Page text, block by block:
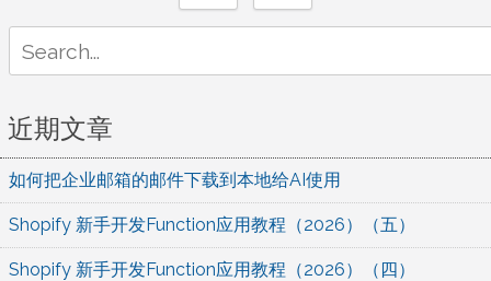
for:
近期文章
如何把企业邮箱的邮件下载到本地给AI使用
Shopify 新手开发Function应用教程（2026）（五）
Shopify 新手开发Function应用教程（2026）（四）